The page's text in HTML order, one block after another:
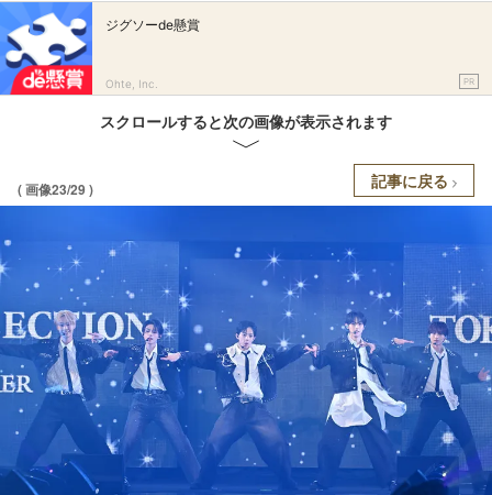
ジグソーde懸賞
Ohte, Inc. PR
スクロールすると次の画像が表示されます
( 画像23/29 ) 記事に戻る